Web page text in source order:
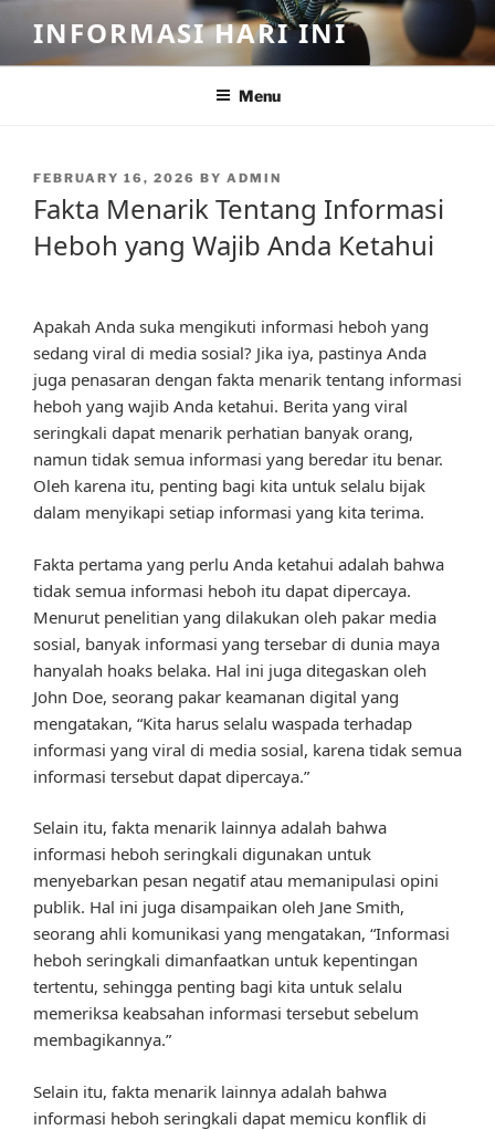
content
INFORMASI HARI INI
Menu
POSTED
FEBRUARY 16, 2026 BY ADMIN
Fakta Menarik Tentang Informasi
Heboh yang Wajib Anda Ketahui
Apakah Anda suka mengikuti informasi heboh yang
sedang viral di media sosial? Jika iya, pastinya Anda
juga penasaran dengan fakta menarik tentang informasi
heboh yang wajib Anda ketahui. Berita yang viral
seringkali dapat menarik perhatian banyak orang,
namun tidak semua informasi yang beredar itu benar.
Oleh karena itu, penting bagi kita untuk selalu bijak
dalam menyikapi setiap informasi yang kita terima.
Fakta pertama yang perlu Anda ketahui adalah bahwa
tidak semua informasi heboh itu dapat dipercaya.
Menurut penelitian yang dilakukan oleh pakar media
sosial, banyak informasi yang tersebar di dunia maya
hanyalah hoaks belaka. Hal ini juga ditegaskan oleh
John Doe, seorang pakar keamanan digital yang
mengatakan, “Kita harus selalu waspada terhadap
informasi yang viral di media sosial, karena tidak semua
informasi tersebut dapat dipercaya.”
Selain itu, fakta menarik lainnya adalah bahwa
informasi heboh seringkali digunakan untuk
menyebarkan pesan negatif atau memanipulasi opini
publik. Hal ini juga disampaikan oleh Jane Smith,
seorang ahli komunikasi yang mengatakan, “Informasi
heboh seringkali dimanfaatkan untuk kepentingan
tertentu, sehingga penting bagi kita untuk selalu
memeriksa keabsahan informasi tersebut sebelum
membagikannya.”
Selain itu, fakta menarik lainnya adalah bahwa
informasi heboh seringkali dapat memicu konflik di